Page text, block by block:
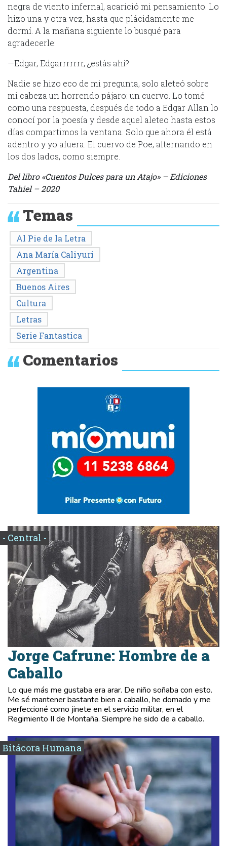
negra de viento infernal, acarició mi pensamiento. Lo
hizo una y otra vez, hasta que plácidamente me
dormí. A la mañana siguiente lo busqué para
agradecerle:
—Edgar, Edgarrrrrrr, ¿estás ahí?
Nadie se hizo eco de mi pregunta, solo aleteó sobre
mi cabeza un horrendo pájaro: un cuervo. Lo tomé
como una respuesta, después de todo a Edgar Allan lo
conocí por la poesía y desde aquel aleteo hasta estos
días compartimos la ventana. Solo que ahora él está
adentro y yo afuera. El cuervo de Poe, alternando en
los dos lados, como siempre.
Del libro «Cuentos Dulces para un Atajo» – Ediciones
Tahiel – 2020
Temas
Al Pie de la Letra
Ana María Caliyuri
Argentina
Buenos Aires
Cultura
Letras
Serie Fantastica
Comentarios
- Central -
Jorge Cafrune: Hombre de a
Caballo
Lo que más me gustaba era arar. De niño soñaba con esto.
Me sé mantener bastante bien a caballo, he domado y me
perfeccioné como jinete en el servicio militar, en el
Regimiento II de Montaña. Siempre he sido de a caballo.
Bitácora Humana